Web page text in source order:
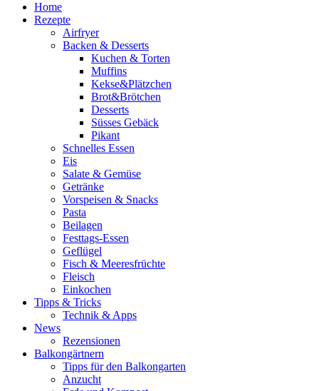
Home
Rezepte
Airfryer
Backen & Desserts
Kuchen & Torten
Muffins
Kekse&Plätzchen
Brot&Brötchen
Desserts
Süsses Gebäck
Pikant
Schnelles Essen
Eis
Salate & Gemüse
Getränke
Vorspeisen & Snacks
Pasta
Beilagen
Festtags-Essen
Geflügel
Fisch & Meeresfrüchte
Fleisch
Einkochen
Tipps & Tricks
Technik & Apps
News
Rezensionen
Balkongärtnern
Tipps für den Balkongarten
Anzucht